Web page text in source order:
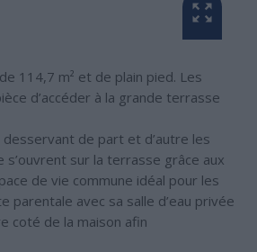
114,7 m² et de plain pied. Les
d’accéder à la grande terrasse
de part et d’autre les
sur la terrasse grâce aux
de vie commune idéal pour les
parentale avec sa salle d’eau privée
coté de la maison afin